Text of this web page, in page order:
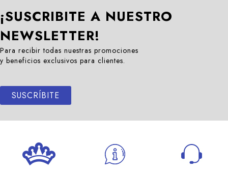
¡SUSCRIBITE A NUESTRO
NEWSLETTER!
Para recibir todas nuestras promociones
y beneficios exclusivos para clientes.
SUSCRÍBITE